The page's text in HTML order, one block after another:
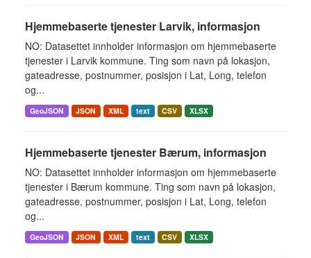
Hjemmebaserte tjenester Larvik, informasjon
NO: Datasettet innholder informasjon om hjemmebaserte
tjenester i Larvik kommune. Ting som navn på lokasjon,
gateadresse, postnummer, posisjon i Lat, Long, telefon
og...
GeoJSON JSON XML text CSV XLSX
Hjemmebaserte tjenester Bærum, informasjon
NO: Datasettet innholder informasjon om hjemmebaserte
tjenester i Bærum kommune. Ting som navn på lokasjon,
gateadresse, postnummer, posisjon i Lat, Long, telefon
og...
GeoJSON JSON XML text CSV XLSX